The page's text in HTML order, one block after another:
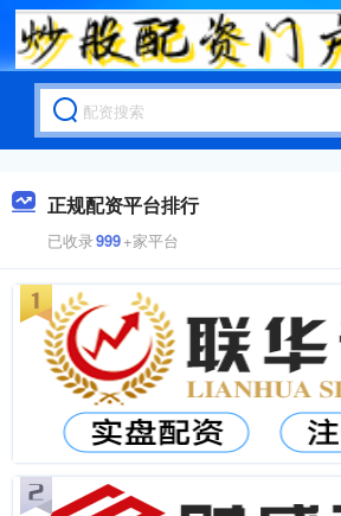
正规配资平台排行
已收录999+家平台